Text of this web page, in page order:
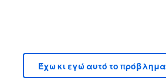
Έχω κι εγώ αυτό το πρόβλημα